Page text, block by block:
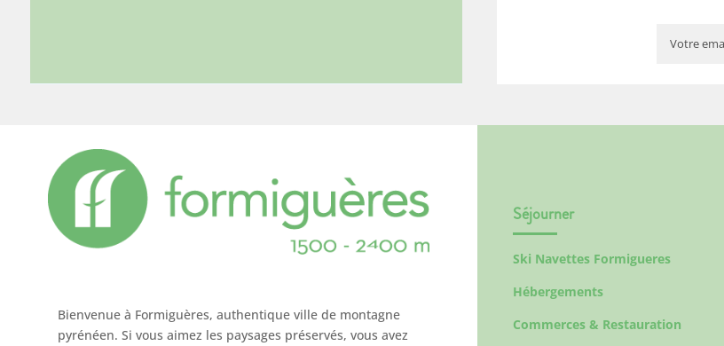
Bienvenue à Formiguères, authentique ville de montagne
pyrénéen. Si vous aimez les paysages préservés, vous avez
Séjourner
Ski Navettes Formigueres
Hébergements
Commerces & Restauration